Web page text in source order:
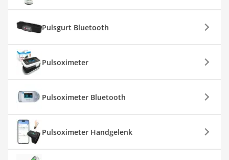
Pulsgurt Bluetooth
Pulsoximeter
Pulsoximeter Bluetooth
Pulsoximeter Handgelenk